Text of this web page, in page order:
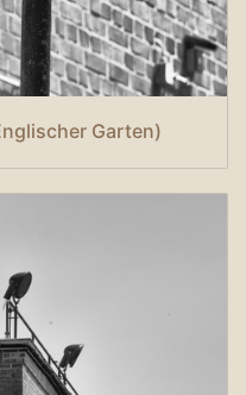
Garten)